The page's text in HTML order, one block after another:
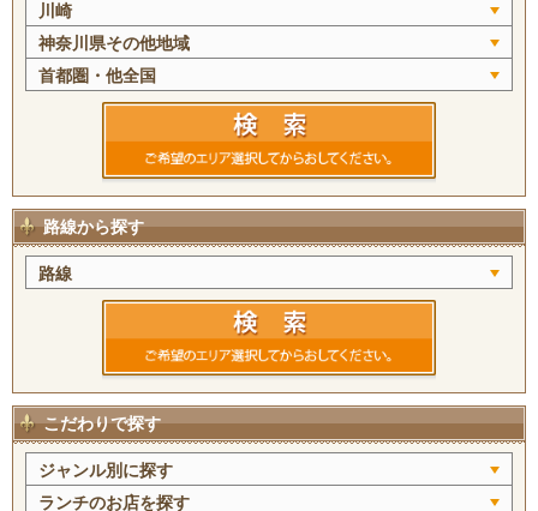
川崎
神奈川県その他地域
首都圏・他全国
路線から探す
路線
こだわりで探す
ジャンル別に探す
ランチのお店を探す